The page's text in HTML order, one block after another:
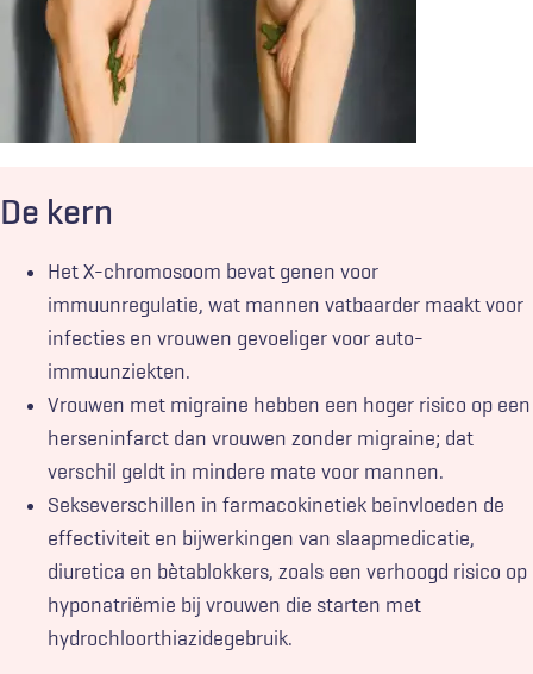
en
gender
ziektebeloop,
symptomen
medicatie-
effecten.
Illustratie:
Louvre
Sedano
Family
De kern
Het X-chromosoom bevat genen voor
immuunregulatie, wat mannen vatbaarder maakt voor
infecties en vrouwen gevoeliger voor auto-
immuunziekten.
Vrouwen met migraine hebben een hoger risico op een
herseninfarct dan vrouwen zonder migraine; dat
verschil geldt in mindere mate voor mannen.
Sekseverschillen in farmacokinetiek beïnvloeden de
effectiviteit en bijwerkingen van slaapmedicatie,
diuretica en bètablokkers, zoals een verhoogd risico op
hyponatriëmie bij vrouwen die starten met
hydrochloorthiazidegebruik.